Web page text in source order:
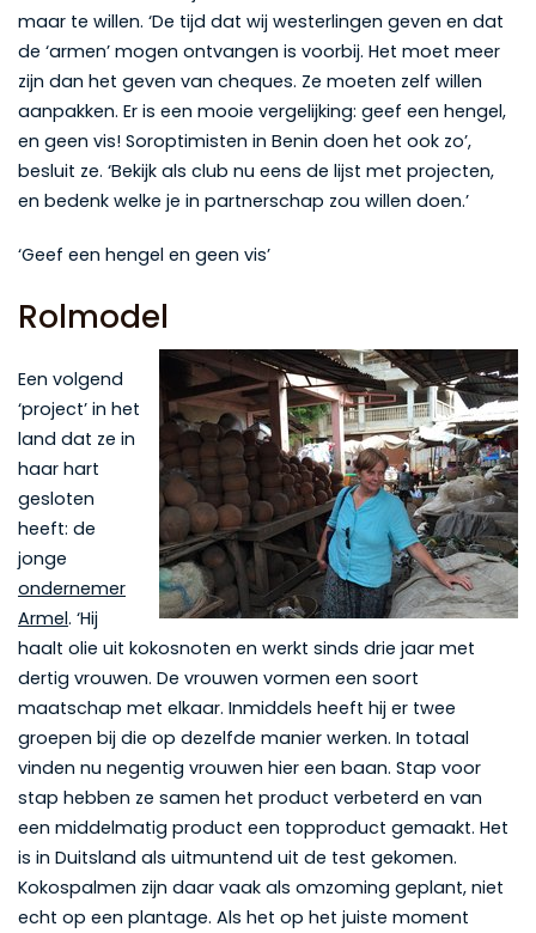
maar te willen. ‘De tijd dat wij westerlingen geven en dat
de ‘armen’ mogen ontvangen is voorbij. Het moet meer
zijn dan het geven van cheques. Ze moeten zelf willen
aanpakken. Er is een mooie vergelijking: geef een hengel,
en geen vis! Soroptimisten in Benin doen het ook zo’,
besluit ze. ‘Bekijk als club nu eens de lijst met projecten,
en bedenk welke je in partnerschap zou willen doen.’
‘Geef een hengel en geen vis’
Rolmodel
Een volgend
‘project’ in het
land dat ze in
haar hart
gesloten
heeft: de
jonge
ondernemer
Armel. ‘Hij
haalt olie uit kokosnoten en werkt sinds drie jaar met
dertig vrouwen. De vrouwen vormen een soort
maatschap met elkaar. Inmiddels heeft hij er twee
groepen bij die op dezelfde manier werken. In totaal
vinden nu negentig vrouwen hier een baan. Stap voor
stap hebben ze samen het product verbeterd en van
een middelmatig product een topproduct gemaakt. Het
is in Duitsland als uitmuntend uit de test gekomen.
Kokospalmen zijn daar vaak als omzoming geplant, niet
echt op een plantage. Als het op het juiste moment